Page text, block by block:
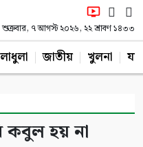
শুক্রবার, ৭ আগস্ট ২০২৬, ২২ শ্রাবণ ১৪৩৩
জাতীয় খুলনা
কবুল হয় না